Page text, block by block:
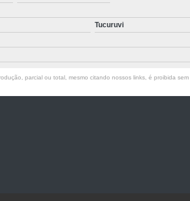
Tucuruvi
parcial ou total, mesmo citando nossos links, é proibida